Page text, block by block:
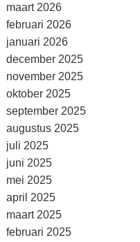
maart 2026
februari 2026
januari 2026
december 2025
november 2025
oktober 2025
september 2025
augustus 2025
juli 2025
juni 2025
mei 2025
april 2025
maart 2025
februari 2025